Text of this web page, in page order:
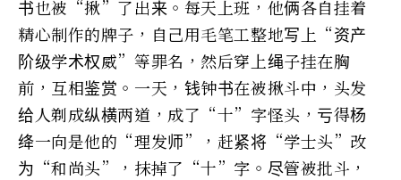
书也被“揪”了出来。每天上班，他俩各自挂着
精心制作的牌子，自己用毛笔工整地写上“资产
阶级学术权威”等罪名，然后穿上绳子挂在胸
前，互相鉴赏。一天，钱钟书在被揪斗中，头发
给人剃成纵横两道，成了“十”字怪头，亏得杨
绛一向是他的“理发师”，赶紧将“学士头”改
为“和尚头”，抹掉了“十”字。尽管被批斗，